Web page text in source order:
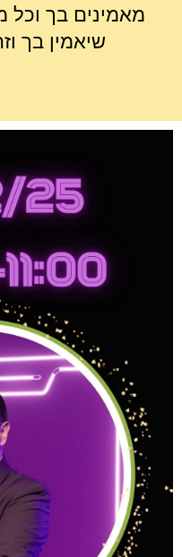
מאמינים בך
שיאמין בך